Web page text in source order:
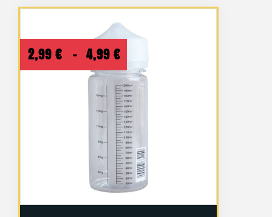
2,99 € – 4,99 €
de
prix :
2,99 €
à
4,99 €